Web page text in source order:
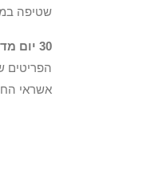
שטיפה
30 יום מדיניות החזר והחזר כספי
אשראי